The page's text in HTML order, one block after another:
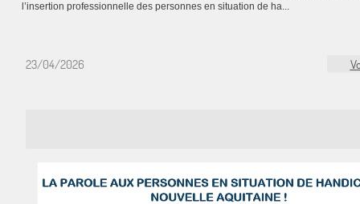
l’insertion professionnelle des personnes en situation de ha...
23/04/2026